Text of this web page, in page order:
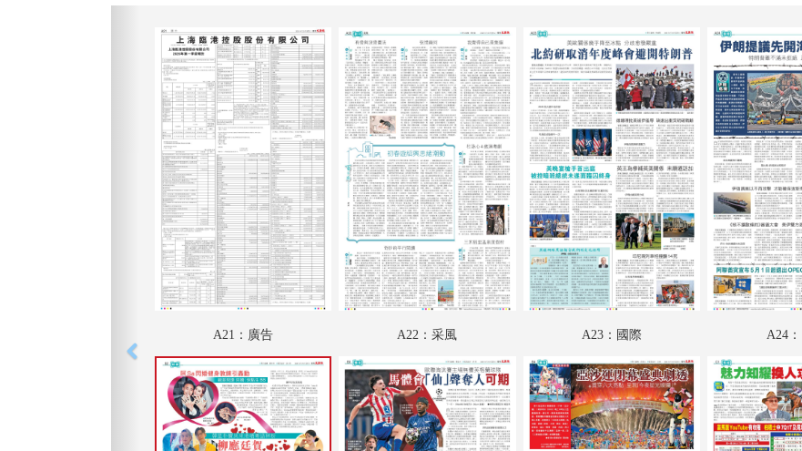
A18：科教啟智
A19：文化視野
A20：廣告
A21：廣告
A22：采風
A23：國際
A24：國際
B01：財經
B03：體育
B04：體育
A21：廣告 A22：采風 A23：國際 A24